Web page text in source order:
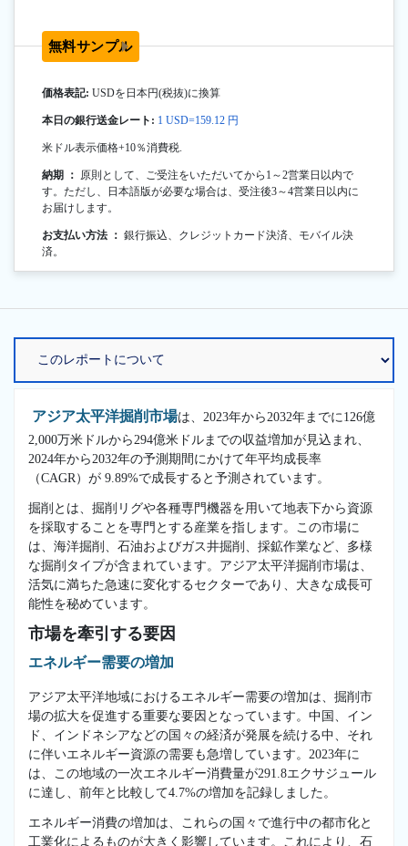
無料サンプル
価格表記: USDを日本円(税抜)に換算
本日の銀行送金レート: 1 USD=159.12 円
米ドル表示価格+10％消費税.
納期 ： 原則として、ご受注をいただいてから1～2営業日以内で
す。ただし、日本語版が必要な場合は、受注後3～4営業日以内に
お届けします。
お支払い方法 ： 銀行振込、クレジットカード決済、モバイル決
済。
アジア太平洋掘削市場は、2023年から2032年までに126億
2,000万米ドルから294億米ドルまでの収益増加が見込まれ、
2024年から2032年の予測期間にかけて年平均成長率
（CAGR）が 9.89%で成長すると予測されています。
掘削とは、掘削リグや各種専門機器を用いて地表下から資源
を採取することを専門とする産業を指します。この市場に
は、海洋掘削、石油およびガス井掘削、採鉱作業など、多様
な掘削タイプが含まれています。アジア太平洋掘削市場は、
活気に満ちた急速に変化するセクターであり、大きな成長可
能性を秘めています。
市場を牽引する要因
エネルギー需要の増加
アジア太平洋地域におけるエネルギー需要の増加は、掘削市
場の拡大を促進する重要な要因となっています。中国、イン
ド、インドネシアなどの国々の経済が発展を続ける中、それ
に伴いエネルギー資源の需要も急増しています。2023年に
は、この地域の一次エネルギー消費量が291.8エクサジュール
に達し、前年と比較して4.7%の増加を記録しました。
エネルギー消費の増加は、これらの国々で進行中の都市化と
工業化によるものが大きく影響しています。これにより、石